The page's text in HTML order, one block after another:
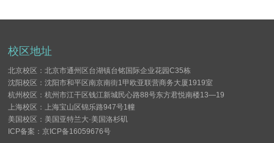
校区地址
北京校区：北京市通州区台湖镇台铭国际企业花园C35栋
沈阳校区：沈阳市和平区南京南街1甲欧亚联营商务大厦1919室
杭州校区：杭州市江干区钱江新城民心路88号东方君悦南楼13—19
上海校区：上海宝山区锦乐路947号1幢
美国校区：美国亚特兰大·美国洛杉矶
ICP备案：京ICP备16059676号